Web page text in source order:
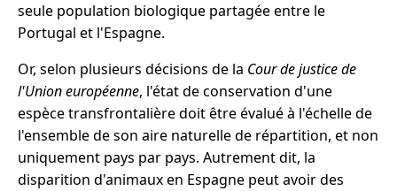
seule population biologique partagée entre le
Portugal et l'Espagne.
Or, selon plusieurs décisions de la Cour de justice de
l'Union européenne, l'état de conservation d'une
espèce transfrontalière doit être évalué à l'échelle de
l'ensemble de son aire naturelle de répartition, et non
uniquement pays par pays. Autrement dit, la
disparition d'animaux en Espagne peut avoir des